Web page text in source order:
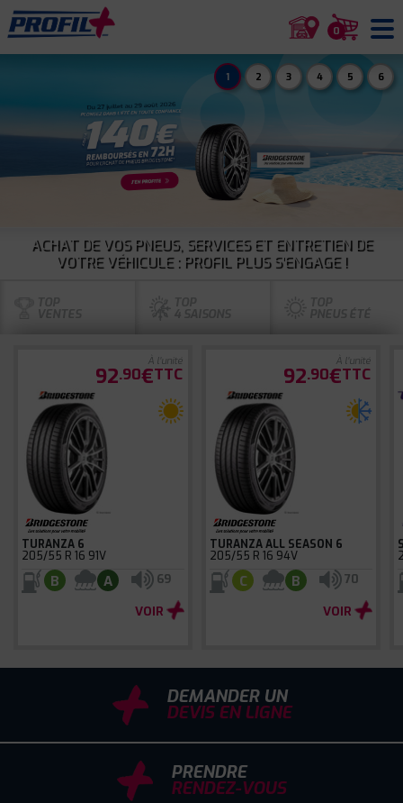
0
1 2 3 4 5 6
ACHAT DE VOS PNEUS, SERVICES ET ENTRETIEN DE
VOTRE VÉHICULE : PROFIL PLUS S'ENGAGE !
VENTES 4 SAISONS PNEUS ÉTÉ
À l'unité
92.90€TTC
TURANZA 6
205/55 R 16 91V
B A 69
VOIR
À l'unité
92.90€TTC
TURANZA ALL SEASON 6
205/55 R 16 94V
C B 70
VOIR
DEMANDER UN
DEVIS EN LIGNE
PRENDRE
RENDEZ-VOUS